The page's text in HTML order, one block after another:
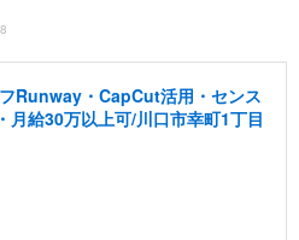
Runway・CapCut活用・センス
月給30万以上可/川口市幸町1丁目